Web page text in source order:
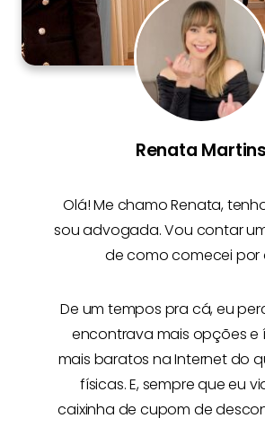
Renata Martins
Olá! Me chamoRenata,
sou advogada. Vou contar
de como comecei por
De um tempos pra cá, eu
encontrava mais opções e
mais baratos na Internetdo
físicas. E, sempre que eu
caixinha de cupom de